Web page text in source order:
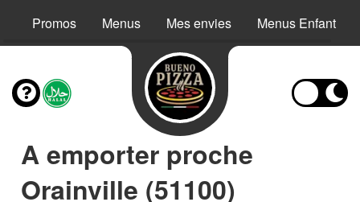
Promos Menus Mes envies Menus Enfant
A emporter proche
Orainville (51100)